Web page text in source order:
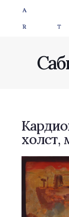
холст,